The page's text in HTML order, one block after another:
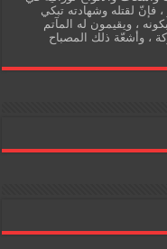
فإنّ لقتله وشهادته تبكي
، ويقيمون له المآتم
، وأشعّة ذلك المصباح